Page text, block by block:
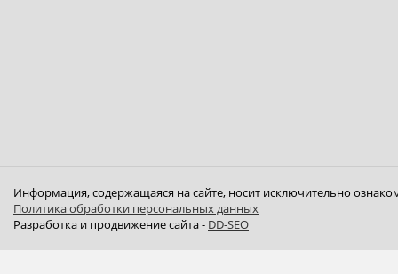
Информация, содержащаяся на сайте, носит исключительно
Политика обработки персональных данных
Разработка и продвижение сайта - DD-SEO